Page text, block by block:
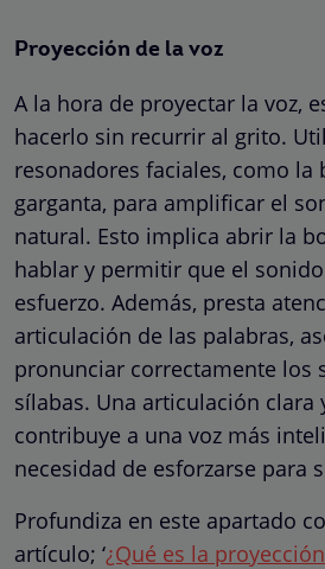
Proyección de la voz
A la hora de proyectar la voz,
hacerlo sin recurrir al grito.
resonadores faciales, como la
garganta, para amplificar el
natural. Esto implica abrir la
hablar y permitir que el
esfuerzo. Además, presta
articulación de las palabras,
pronunciar correctamente los
sílabas. Una articulación clara
contribuye a una voz más
necesidad de esforzarse para
Profundiza en este apartado
artículo; ‘¿Qué es la